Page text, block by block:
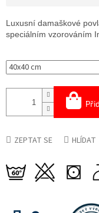
Luxusní damaškové
speciálním vzorováním
ZEPTAT SE HLÍDAT